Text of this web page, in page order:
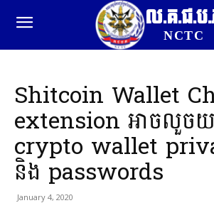
ល.គ.ជ.ប
NCTC
Shitcoin Wallet
extension អាចលួច
crypto wallet
និង​ passwords
January 4, 2020